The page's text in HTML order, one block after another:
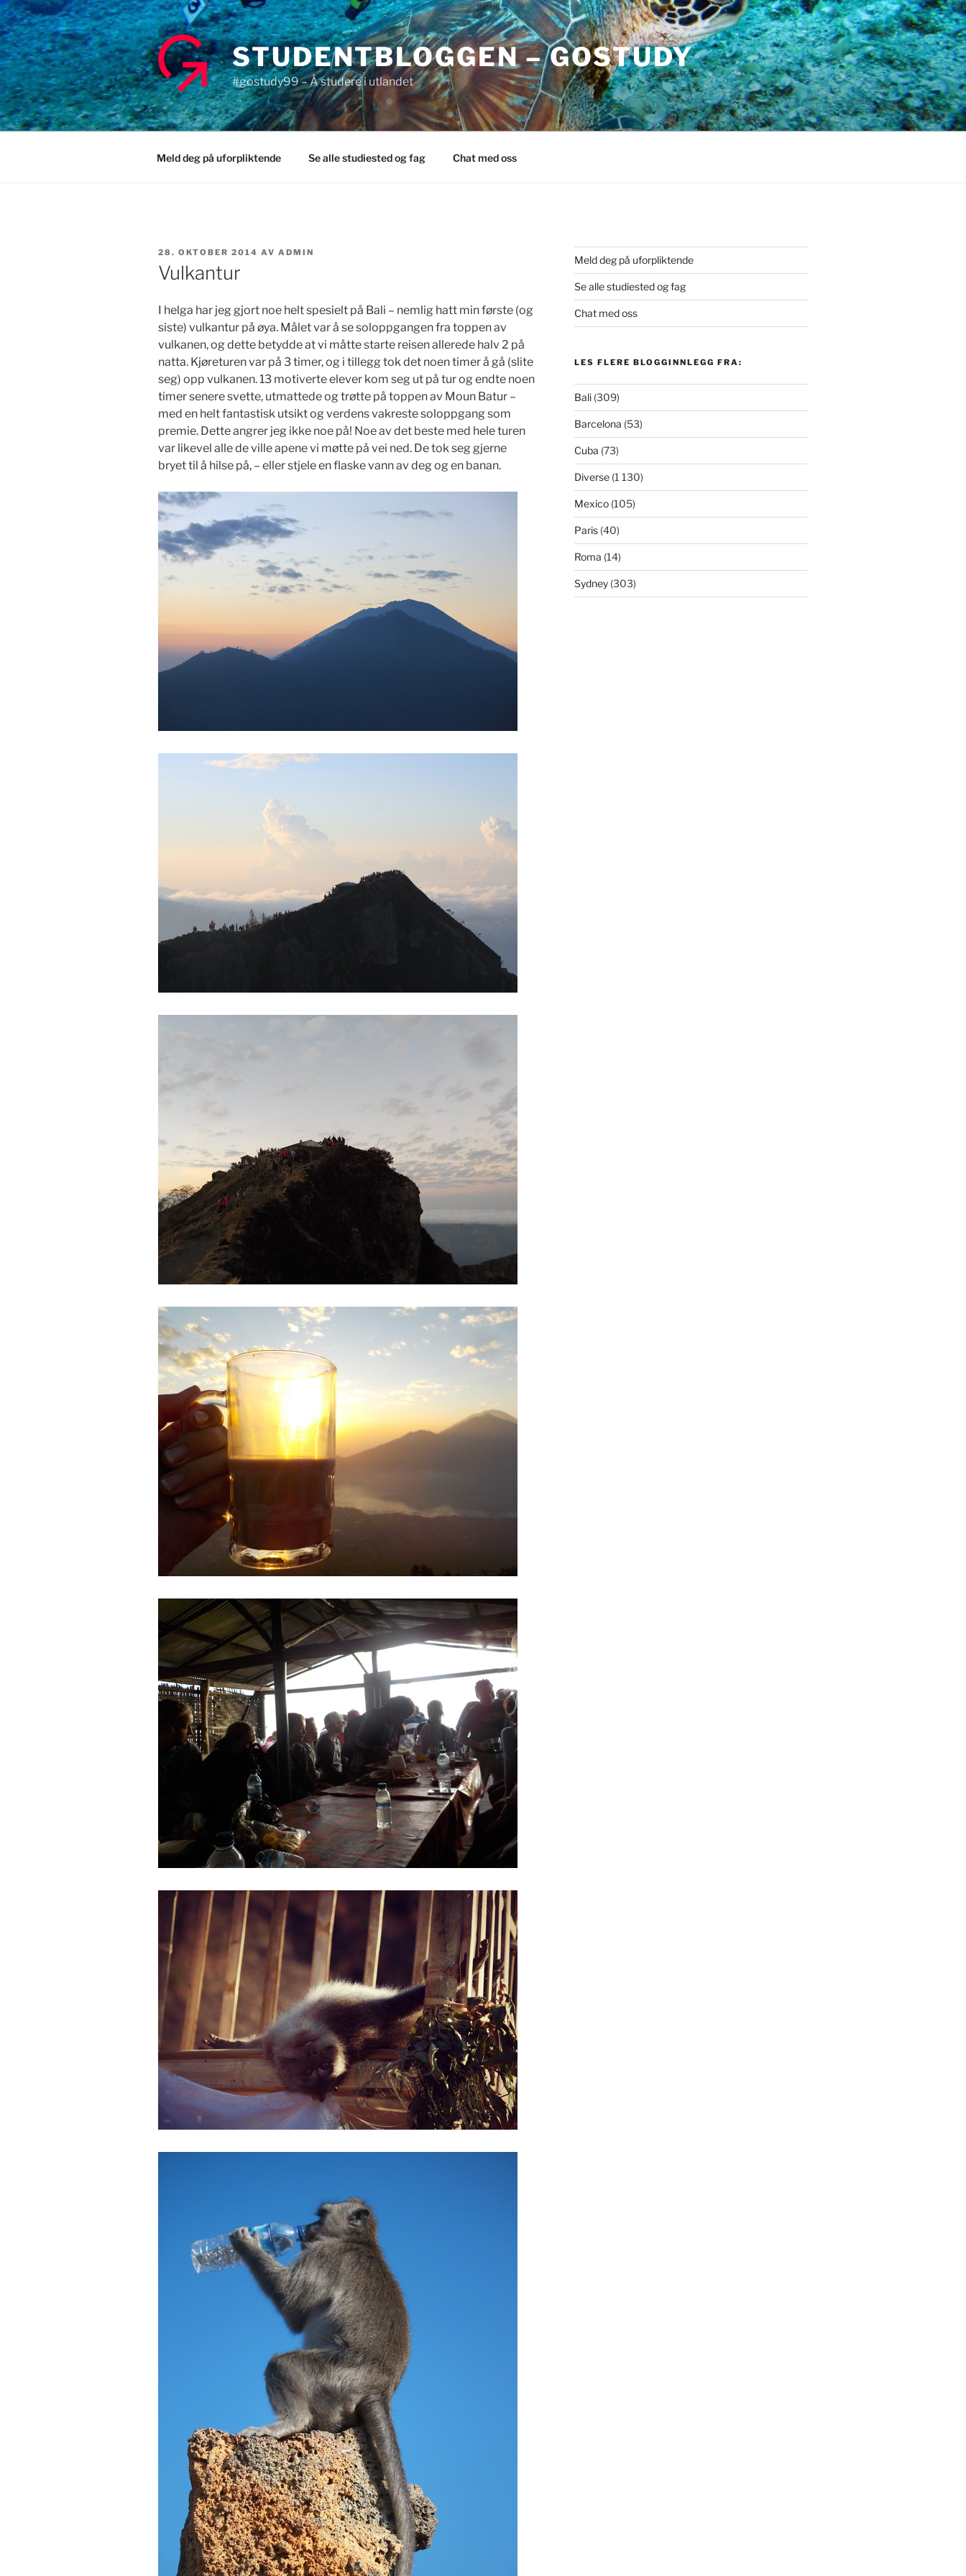
Gå
til
innhold
STUDENTBLOGGEN – GOSTUDY
#gostudy99 – Å studere i utlandet
Meld deg på uforpliktende Se alle studiested og fag Chat med oss
PUBLISERT
28. OKTOBER 2014 AV ADMIN
Vulkantur
I helga har jeg gjort noe helt spesielt på Bali – nemlig hatt min første (og
siste) vulkantur på øya. Målet var å se soloppgangen fra toppen av
vulkanen, og dette betydde at vi måtte starte reisen allerede halv 2 på
natta. Kjøreturen var på 3 timer, og i tillegg tok det noen timer å gå (slite
seg) opp vulkanen. 13 motiverte elever kom seg ut på tur og endte noen
timer senere svette, utmattede og trøtte på toppen av Moun Batur –
med en helt fantastisk utsikt og verdens vakreste soloppgang som
premie. Dette angrer jeg ikke noe på! Noe av det beste med hele turen
var likevel alle de ville apene vi møtte på vei ned. De tok seg gjerne
bryet til å hilse på, – eller stjele en flaske vann av deg og en banan.
Meld deg på uforpliktende
Se alle studiested og fag
Chat med oss
LES FLERE BLOGGINNLEGG FRA:
Bali(309)
Barcelona (53)
Cuba (73)
Diverse(1 130)
Mexico(105)
Paris(40)
Roma (14)
Sydney(303)